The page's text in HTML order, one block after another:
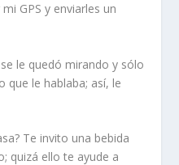
GPS y enviarles un
le quedó mirando y sólo
que le hablaba; así, le
Te invito una bebida
quizá ello te ayude a